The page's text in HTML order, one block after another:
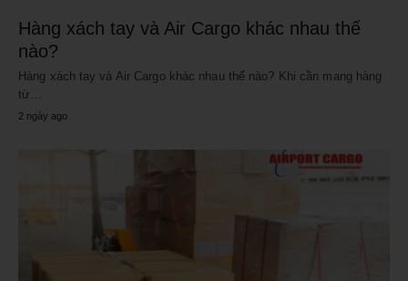
Hàng xách tay và Air Cargo khác nhau thế
nào?
Hàng xách tay và Air Cargo khác nhau thế nào? Khi cần mang hàng
từ…
2 ngày ago